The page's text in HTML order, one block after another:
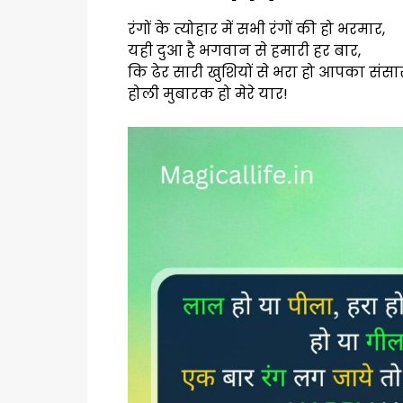
रंगों के त्योहार में सभी रंगों की हो भरमार,
यही दुआ है भगवान से हमारी हर बार,
कि ढेर सारी खुशियों से भरा हो आपका
होली मुबारक हो मेरे यार!